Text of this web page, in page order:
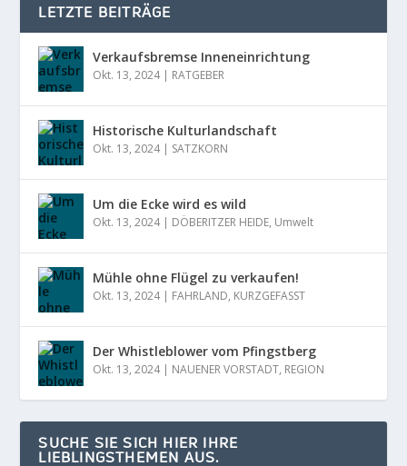
LETZTE BEITRÄGE
Verkaufsbremse Inneneinrichtung
Okt. 13, 2024| RATGEBER
Historische Kulturlandschaft
Okt. 13, 2024| SATZKORN
Um die Ecke wird es wild
Okt. 13, 2024| DÖBERITZER HEIDE, Umwelt
Mühle ohne Flügel zu verkaufen!
Okt. 13, 2024| FAHRLAND, KURZGEFASST
Der Whistleblower vom Pfingstberg
Okt. 13, 2024| NAUENER VORSTADT, REGION
SUCHE SIE SICH HIER IHRE
LIEBLINGSTHEMEN AUS.